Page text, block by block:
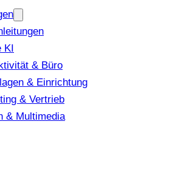
KI
& Büro
& Einrichtung
& Vertrieb
& Multimedia